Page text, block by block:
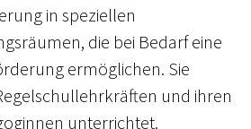
in speziellen
die bei Bedarf eine
ermöglichen. Sie
und ihren
unterrichtet.